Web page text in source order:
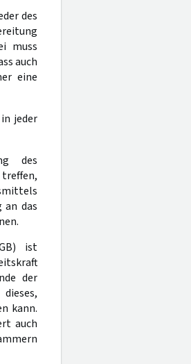
des
muss
auch
eine
jeder
des
treffen,
an das
ist
der
kann.
auch